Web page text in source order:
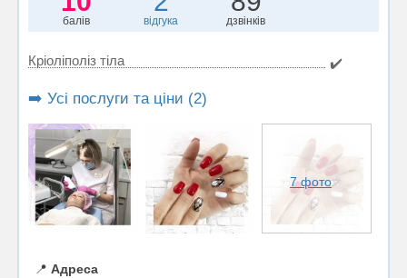
балів відгука дзвінків
Кріоліполіз тіла ✔️
➡️ Усі послуги та ціни (2)
7 фото
📍 Адреса